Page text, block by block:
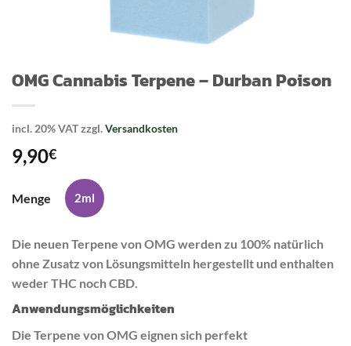
OMG Cannabis Terpene – Durban Poison
incl. 20% VATzzgl.Versandkosten
9,90€
Menge 2ml
Die neuen Terpene von OMG werden zu 100% natürlich
ohne Zusatz von Lösungsmitteln hergestellt und enthalten
weder THC noch CBD.
Anwendungsmöglichkeiten
Die Terpene von OMG eignen sich perfekt